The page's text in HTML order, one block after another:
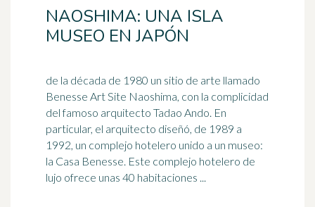
NAOSHIMA: UNA ISLA
MUSEO EN JAPÓN
de la década de 1980 un sitio de arte llamado
Benesse Art Site Naoshima, con la complicidad
del famoso arquitecto Tadao Ando. En
particular, el arquitecto diseñó, de 1989 a
1992, un complejo hotelero unido a un museo:
la Casa Benesse. Este complejo hotelero de
lujo ofrece unas 40 habitaciones ...